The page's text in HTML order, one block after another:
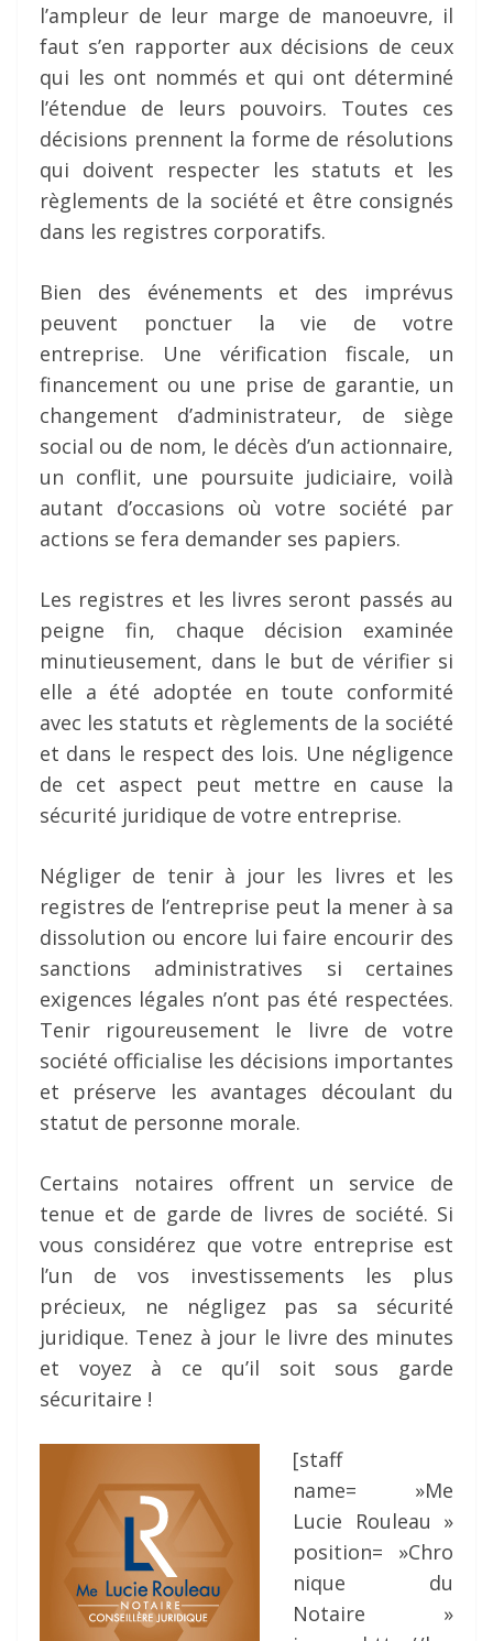
l’ampleur de leur marge de manoeuvre, il
faut s’en rapporter aux décisions de ceux
qui les ont nommés et qui ont déterminé
l’étendue de leurs pouvoirs. Toutes ces
décisions prennent la forme de résolutions
qui doivent respecter les statuts et les
règlements de la société et être consignés
dans les registres corporatifs.
Bien des événements et des imprévus
peuvent ponctuer la vie de votre
entreprise. Une vérification fiscale, un
financement ou une prise de garantie, un
changement d’administrateur, de siège
social ou de nom, le décès d’un actionnaire,
un conflit, une poursuite judiciaire, voilà
autant d’occasions où votre société par
actions se fera demander ses papiers.
Les registres et les livres seront passés au
peigne fin, chaque décision examinée
minutieusement, dans le but de vérifier si
elle a été adoptée en toute conformité
avec les statuts et règlements de la société
et dans le respect des lois. Une négligence
de cet aspect peut mettre en cause la
sécurité juridique de votre entreprise.
Négliger de tenir à jour les livres et les
registres de l’entreprise peut la mener à sa
dissolution ou encore lui faire encourir des
sanctions administratives si certaines
exigences légales n’ont pas été respectées.
Tenir rigoureusement le livre de votre
société officialise les décisions importantes
et préserve les avantages découlant du
statut de personne morale.
Certains notaires offrent un service de
tenue et de garde de livres de société. Si
vous considérez que votre entreprise est
l’un de vos investissements les plus
précieux, ne négligez pas sa sécurité
juridique. Tenez à jour le livre des minutes
et voyez à ce qu’il soit sous garde
sécuritaire !
[staff
name= »Me
Lucie Rouleau »
position= »Chro
nique du
Notaire »